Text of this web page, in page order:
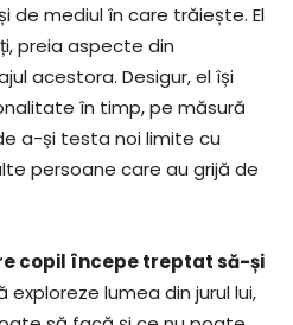
de mediul în care trăiește. El
preia aspecte din
acestora. Desigur, el își
în timp, pe măsură
a-și testa noi limite cu
persoane care au grijă de
copil începe treptat să-și
exploreze lumea din jurul lui,